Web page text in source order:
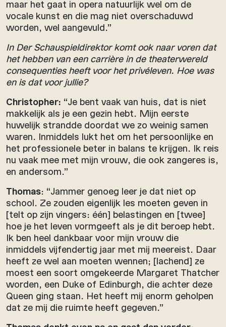
maar het gaat in opera natuurlijk wel om de
vocale kunst en die mag niet overschaduwd
worden, wel aangevuld.”
In Der Schauspieldirektor komt ook naar voren dat
het hebben van een carrière in de theaterwereld
consequenties heeft voor het privéleven. Hoe was
en is dat voor jullie?
Christopher: “Je bent vaak van huis, dat is niet
makkelijk als je een gezin hebt. Mijn eerste
huwelijk strandde doordat we zo weinig samen
waren. Inmiddels lukt het om het persoonlijke en
het professionele beter in balans te krijgen. Ik reis
nu vaak mee met mijn vrouw, die ook zangeres is,
en andersom.”
Thomas: “Jammer genoeg leer je dat niet op
school. Ze zouden eigenlijk les moeten geven in
[telt op zijn vingers: één] belastingen en [twee]
hoe je het leven vormgeeft als je dit beroep hebt.
Ik ben heel dankbaar voor mijn vrouw die
inmiddels vijfendertig jaar met mij meereist. Daar
heeft ze wel aan moeten wennen; [lachend] ze
moest een soort omgekeerde Margaret Thatcher
worden, een Duke of Edinburgh, die achter deze
Queen ging staan. Het heeft mij enorm geholpen
dat ze mij die ruimte heeft gegeven.”